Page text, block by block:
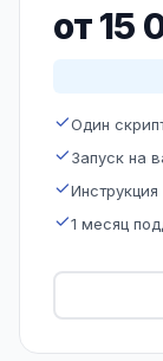
от 15
Один
Запуск на
1 месяц